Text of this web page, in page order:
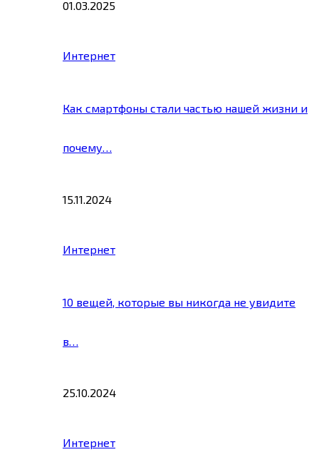
01.03.2025
Интернет
Как смартфоны стали частью нашей жизни и
почему…
15.11.2024
Интернет
10 вещей, которые вы никогда не увидите
в…
25.10.2024
Интернет